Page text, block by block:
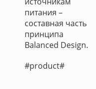
питания –
составная часть
принципа
Balanced Design.
#product#